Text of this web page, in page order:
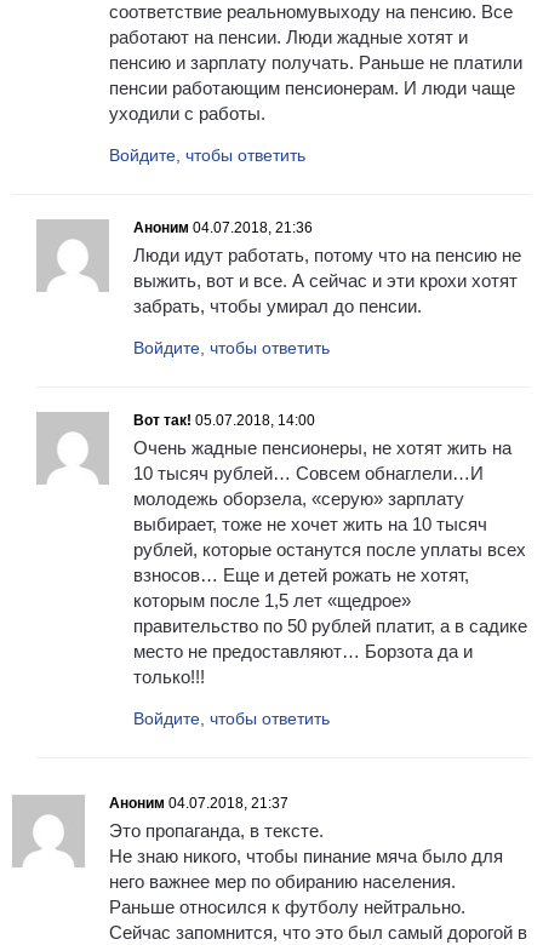
соответствие реальномувыходу на пенсию. Все
работают на пенсии. Люди жадные хотят и
пенсию и зарплату получать. Раньше не платили
пенсии работающим пенсионерам. И люди чаще
уходили с работы.
Войдите, чтобы ответить
Аноним 04.07.2018, 21:36
Люди идут работать, потому что на пенсию не
выжить, вот и все. А сейчас и эти крохи хотят
забрать, чтобы умирал до пенсии.
Войдите, чтобы ответить
Вот так! 05.07.2018, 14:00
Очень жадные пенсионеры, не хотят жить на
10 тысяч рублей… Совсем обнаглели…И
молодежь оборзела, «серую» зарплату
выбирает, тоже не хочет жить на 10 тысяч
рублей, которые останутся после уплаты всех
взносов… Еще и детей рожать не хотят,
которым после 1,5 лет «щедрое»
правительство по 50 рублей платит, а в садике
место не предоставляют… Борзота да и
только!!!
Войдите, чтобы ответить
Аноним 04.07.2018, 21:37
Это пропаганда, в тексте.
Не знаю никого, чтобы пинание мяча было для
него важнее мер по обиранию населения.
Раньше относился к футболу нейтрально.
Сейчас запомнится, что это был самый дорогой в